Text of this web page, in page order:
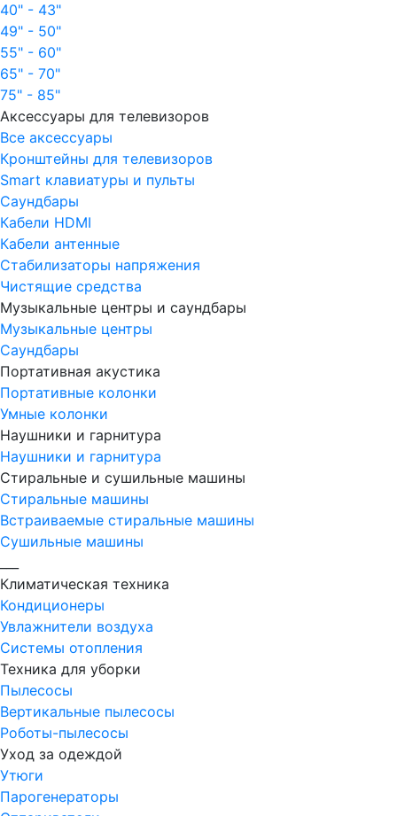
40" - 43"
49" - 50"
55" - 60"
65" - 70"
75" - 85"
Аксессуары для телевизоров
Все аксессуары
Кронштейны для телевизоров
Smart клавиатуры и пульты
Саундбары
Кабели HDMI
Кабели антенные
Стабилизаторы напряжения
Чистящие средства
Музыкальные центры и саундбары
Музыкальные центры
Саундбары
Портативная акустика
Портативные колонки
Умные колонки
Наушники и гарнитура
Наушники и гарнитура
Стиральные и сушильные машины
Стиральные машины
Встраиваемые стиральные машины
Сушильные машины
Климатическая техника
Кондиционеры
Увлажнители воздуха
Системы отопления
Техника для уборки
Пылесосы
Вертикальные пылесосы
Роботы-пылесосы
Уход за одеждой
Утюги
Парогенераторы